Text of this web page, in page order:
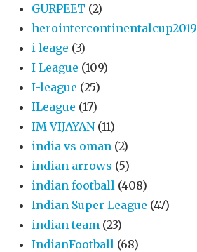
GURPEET (2)
herointercontinentalcup2019
i leage (3)
I League (109)
I-league (25)
ILeague (17)
IM VIJAYAN (11)
india vs oman (2)
indian arrows (5)
indian football (408)
Indian Super League (47)
indian team (23)
IndianFootball (68)